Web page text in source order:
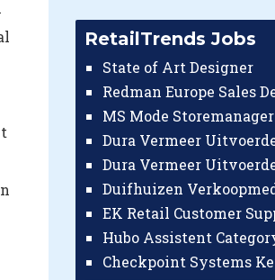
RetailTrends Jobs
State of Art Designer
MS Mode Storemanager